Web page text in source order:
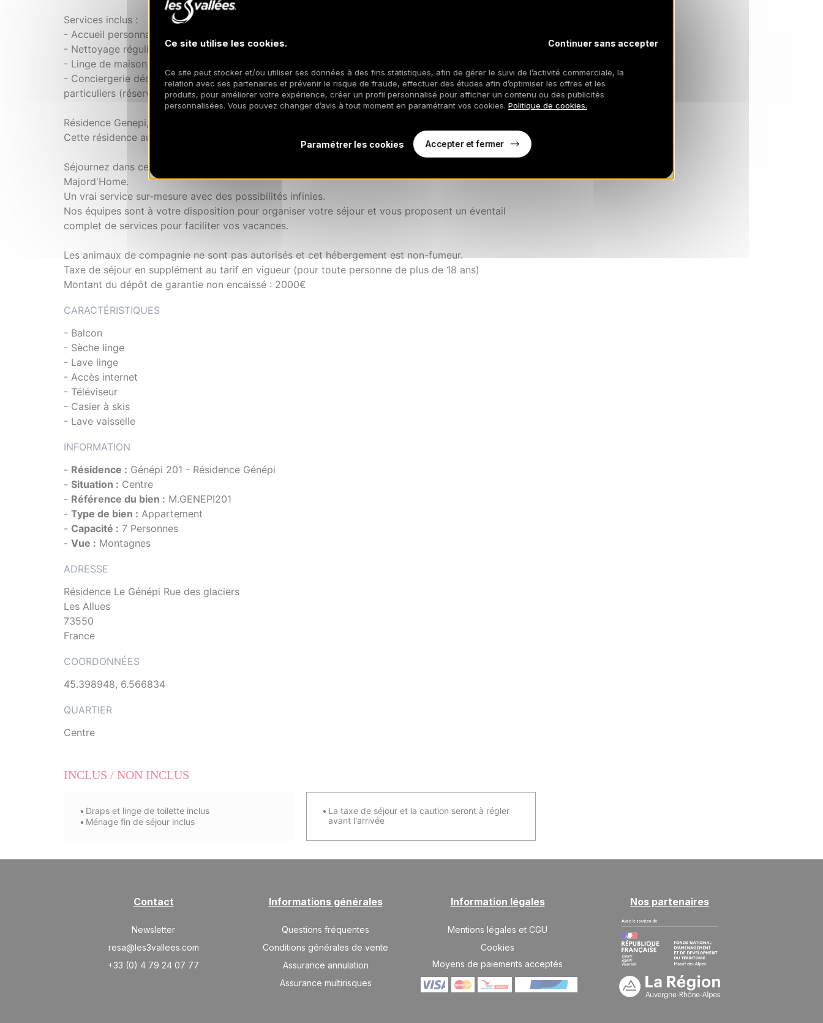
Services inclus :
- Accueil personnalisé pour une arrivée en toute sérénité
- Nettoyage régulier de l'appartement
- Linge de maison fourni (draps, serviettes, peignoirs) de qualité supérieure
- Conciergerie dédiée à disposition pour organiser vos activités et répondre à vos besoins
particuliers (réservation de restaurant, préparation des forfaits de skis...
Résidence Genepi, une résidence neuve construite en 2024.
Cette résidence aux prestations luxueuses vous invite à vivre un séjour inoubliable.
Séjournez dans cet appartement comme à l'hôtel grâce à notre conciergerie 5* Mountain
Majord'Home.
Un vrai service sur-mesure avec des possibilités infinies.
Nos équipes sont à votre disposition pour organiser votre séjour et vous proposent un éventail
complet de services pour faciliter vos vacances.
Les animaux de compagnie ne sont pas autorisés et cet hébergement est non-fumeur.
Taxe de séjour en supplément au tarif en vigueur (pour toute personne de plus de 18 ans)
Montant du dépôt de garantie non encaissé : 2000€
CARACTÉRISTIQUES
- Balcon
- Sèche linge
- Lave linge
- Accès internet
- Téléviseur
- Casier à skis
- Lave vaisselle
INFORMATION
- Résidence : Génépi 201 - Résidence Génépi
- Situation : Centre
- Référence du bien : M.GENEPI201
- Type de bien : Appartement
- Capacité : 7 Personnes
- Vue : Montagnes
ADRESSE
Résidence Le Génépi Rue des glaciers
Les Allues
73550
France
COORDONNÉES
45.398948, 6.566834
QUARTIER
Centre
INCLUS / NON INCLUS
Draps et linge de toilette inclus
Ménage fin de séjour inclus
La taxe de séjour et la caution seront à régler
avant l'arrivée
Contact
Newsletter
resa@les3vallees.com
+33 (0) 4 79 24 07 77
Informations générales
Questions fréquentes
Conditions générales de vente
Assurance annulation
Assurance multirisques
Information légales
Mentions légales et CGU
Cookies
Moyens de paiements acceptés
Nos partenaires
Ce site utilise les cookies. Continuer sans accepter
Ce site peut stocker et/ou utiliser ses données à des fins statistiques, afin de gérer le suivi de l’activité commerciale, la
relation avec ses partenaires et prévenir le risque de fraude, effectuer des études afin d’optimiser les offres et les
produits, pour améliorer votre expérience, créer un profil personnalisé pour afficher un contenu ou des publicités
personnalisées. Vous pouvez changer d’avis à tout moment en paramétrant vos cookies. Politique de cookies.
Paramétrer les cookies Accepter et fermer